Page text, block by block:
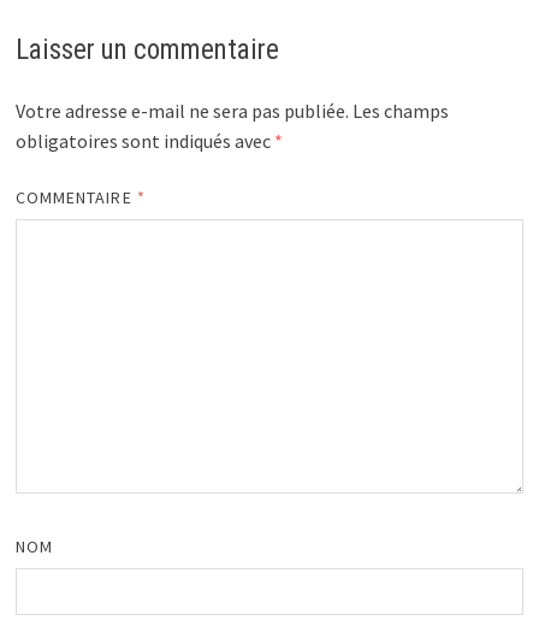
Laisser un commentaire
Votre adresse e-mail ne sera pas publiée. Les champs
obligatoires sont indiqués avec *
COMMENTAIRE *
NOM